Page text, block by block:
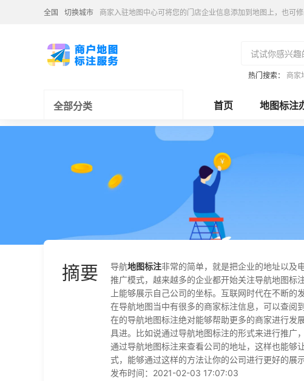
全国 切换城市 商家入驻地图中心可将您的门店企业信息添加到地图上，也可
热门搜索： 商家
全部分类 首页 地图标注
摘要 导航地图标注非常的简单，就是把企业的地址以及
推广模式，越来越多的企业都开始关注导航地图标
上能够展示自己公司的坐标。互联网时代在不断
在导航地图当中有很多的商家标注信息，可以查阅
在的导航地图标注绝对能够帮助更多的商家进行发
具进。比如说通过导航地图标注的形式来进行推广
通过导航地图标注来查看公司的地址，这样也能够
式，能够通过这样的方法让你的公司进行更好的展示
发布时间：2021-02-03 17:07:03